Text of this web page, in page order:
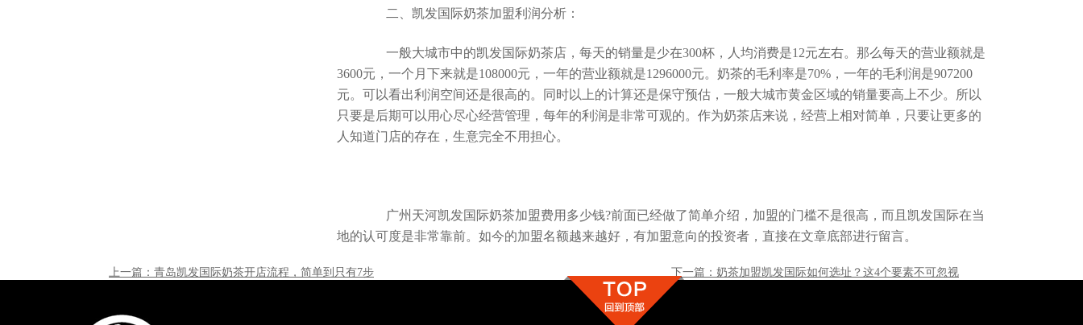
二、凯发国际奶茶加盟利润分析：
一般大城市中的凯发国际奶茶店，每天的销量是少在300杯，人均消费是12元左右。那么每天的营业额就是
3600元，一个月下来就是108000元，一年的营业额就是1296000元。奶茶的毛利率是70%，一年的毛利润是907200
元。可以看出利润空间还是很高的。同时以上的计算还是保守预估，一般大城市黄金区域的销量要高上不少。所以
只要是后期可以用心尽心经营管理，每年的利润是非常可观的。作为奶茶店来说，经营上相对简单，只要让更多的
人知道门店的存在，生意完全不用担心。
广州天河凯发国际奶茶加盟费用多少钱?前面已经做了简单介绍，加盟的门槛不是很高，而且凯发国际在当
地的认可度是非常靠前。如今的加盟名额越来越好，有加盟意向的投资者，直接在文章底部进行留言。
上一篇：青岛凯发国际奶茶开店流程，简单到只有7步 下一篇：奶茶加盟凯发国际如何选址？这4个要素不可忽视